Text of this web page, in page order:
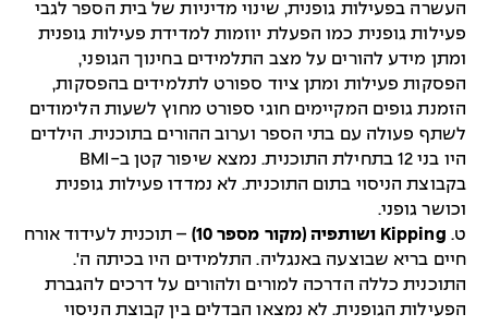
העשרה בפעילות גופנית, שינוי מדיניות של בית הספר לגבי
פעילות גופנית כמו הפעלת יוזמות למדידת פעילות גופנית
ומתן מידע להורים על מצב התלמידים בחינוך הגופני,
הפסקות פעילות ומתן ציוד ספורט לתלמידים בהפסקות,
הזמנת גופים המקיימים חוגי ספורט מחוץ לשעות הלימודים
לשתף פעולה עם בתי הספר וערוב ההורים בתוכנית. הילדים
היו בני 12 בתחילת התוכנית. נמצא שיפור קטן ב-BMI
בקבוצת הניסוי בתום התוכנית. לא נמדדו פעילות גופנית
וכושר גופני.
ט. Kipping ושותפיה (מקור מספר 10)
– תוכנית לעידוד אורח
חיים בריא שבוצעה באנגליה. התלמידים היו בכיתה ה'.
התוכנית כללה הדרכה למורים ולהורים על דרכים להגברת
הפעילות הגופנית. לא נמצאו הבדלים בין קבוצת הניסוי